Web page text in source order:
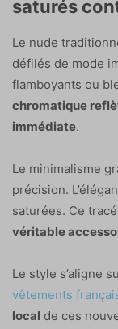
saturés
Le nude
défilés de mode
flamboyants ou
chromatique
immédiate.
Le minimalisme
précision.
saturées. Ce
véritable
Le style s’aligne
vêtements
local de ces